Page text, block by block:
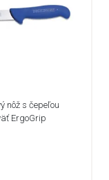
nôž s čepeľou
ErgoGrip